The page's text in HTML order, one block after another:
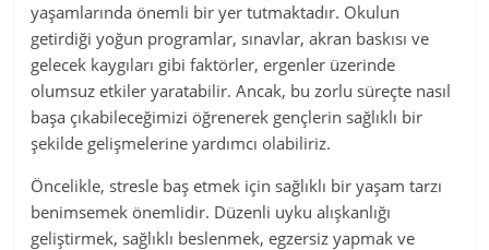
yaşamlarında önemli bir yer tutmaktadır. Okulun
getirdiği yoğun programlar, sınavlar, akran baskısı ve
gelecek kaygıları gibi faktörler, ergenler üzerinde
olumsuz etkiler yaratabilir. Ancak, bu zorlu süreçte nasıl
başa çıkabileceğimizi öğrenerek gençlerin sağlıklı bir
şekilde gelişmelerine yardımcı olabiliriz.
Öncelikle, stresle baş etmek için sağlıklı bir yaşam tarzı
benimsemek önemlidir. Düzenli uyku alışkanlığı
geliştirmek, sağlıklı beslenmek, egzersiz yapmak ve